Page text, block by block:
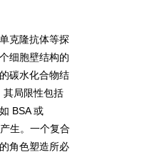
克隆抗体等探
细胞壁结构的
碳水化合物结
其局限性包括
BSA或
生。一个复合
角色塑造所必